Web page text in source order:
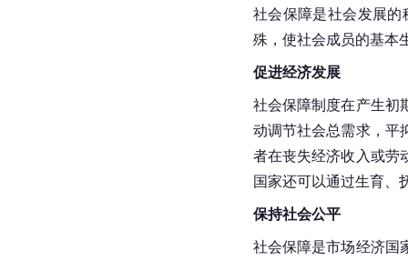
社会保障是社会发展
殊，使社会成员的基本
促进经济发展
社会保障制度在产生初
动调节社会总需求，平
者在丧失经济收入或劳
国家还可以通过生育、
保持社会公平
社会保障是市场经济国